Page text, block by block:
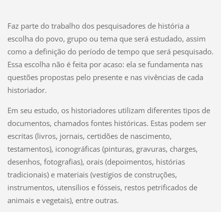
Faz parte do trabalho dos pesquisadores de história a
escolha do povo, grupo ou tema que será estudado, assim
como a definição do período de tempo que será pesquisado.
Essa escolha não é feita por acaso: ela se fundamenta nas
questões propostas pelo presente e nas vivências de cada
historiador.
Em seu estudo, os historiadores utilizam diferentes tipos de
documentos, chamados fontes históricas. Estas podem ser
escritas (livros, jornais, certidões de nascimento,
testamentos), iconográficas (pinturas, gravuras, charges,
desenhos, fotografias), orais (depoimentos, histórias
tradicionais) e materiais (vestígios de construções,
instrumentos, utensílios e fósseis, restos petrificados de
animais e vegetais), entre outras.